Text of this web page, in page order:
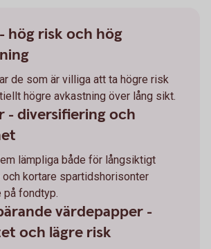
hög risk och hög
de som är villiga att ta högre risk
högre avkastning över lång sikt.
- diversifiering och
lämpliga både för långsiktigt
och kortare spartidshorisonter
på fondtyp.
värdepapper -
och lägre risk